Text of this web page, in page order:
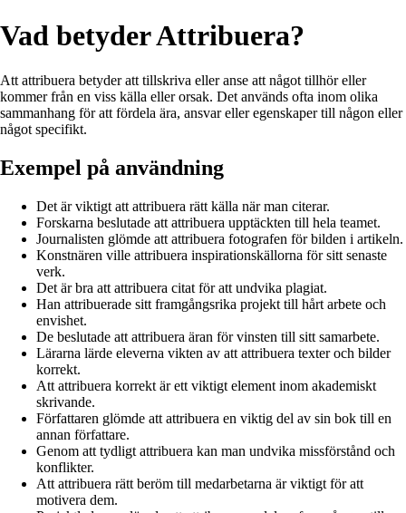
Vad betyder Attribuera?
Att attribuera betyder att tillskriva eller anse att något tillhör eller
kommer från en viss källa eller orsak. Det används ofta inom olika
sammanhang för att fördela ära, ansvar eller egenskaper till någon eller
något specifikt.
Exempel på användning
Det är viktigt att attribuera rätt källa när man citerar.
Forskarna beslutade att attribuera upptäckten till hela teamet.
Journalisten glömde att attribuera fotografen för bilden i artikeln.
Konstnären ville attribuera inspirationskällorna för sitt senaste
verk.
Det är bra att attribuera citat för att undvika plagiat.
Han attribuerade sitt framgångsrika projekt till hårt arbete och
envishet.
De beslutade att attribuera äran för vinsten till sitt samarbete.
Lärarna lärde eleverna vikten av att attribuera texter och bilder
korrekt.
Att attribuera korrekt är ett viktigt element inom akademiskt
skrivande.
Författaren glömde att attribuera en viktig del av sin bok till en
annan författare.
Genom att tydligt attribuera kan man undvika missförstånd och
konflikter.
Att attribuera rätt beröm till medarbetarna är viktigt för att
motivera dem.